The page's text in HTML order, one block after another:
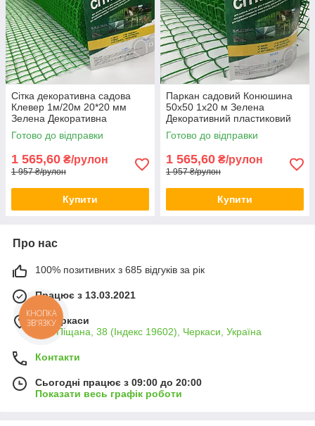
Сітка декоративна садова
Клевер 1м/20м 20*20 мм
Зелена Декоративна
парканна сітка Сітка для
паркану
Готово до відправки
1 565,60 ₴/рулон
1 957 ₴/рулон
Купити
Паркан садовий Конюшина
50х50 1х20 м Зелена
Декоративний пластиковий
парканчик для клумби
Огорожа садова
Готово до відправки
1 565,60 ₴/рулон
1 957 ₴/рулон
Купити
Про нас
100% позитивних з 685 відгуків за рік
Працює з 13.03.2021
м. Черкаси
вул. Піщана, 38 (Індекс 19602), Черкаси, Україна
Контакти
Сьогодні працює з 09:00 до 20:00
Показати весь графік роботи
КНОПКА
ЗВ'ЯЗКУ